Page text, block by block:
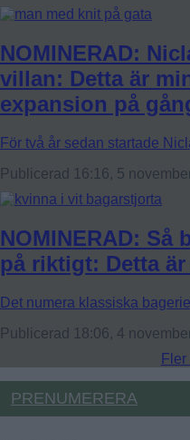
NOMINERAD:
villan: Detta är
expansion på
För två år sedan startade
Publicerad 16:16, 5
NOMINERAD: Så
på riktigt: Detta
Det numera klassiska
Publicerad 18:06, 4
PRENUMERERA